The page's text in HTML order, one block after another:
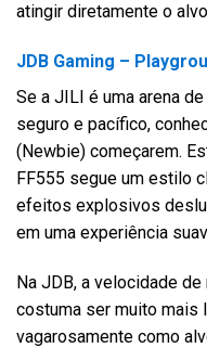
atingir diretamente o
JDB Gaming –
Se a JILI é uma arena
seguro e pacífico,
(Newbie) começarem.
FF555 segue um estilo
efeitos explosivos
em uma experiência
Na JDB, a velocidade
costuma ser muito mais
vagarosamente como